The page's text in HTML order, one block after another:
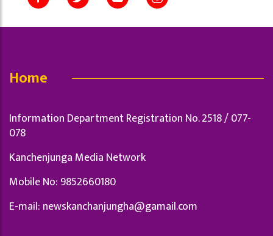
Home
Information Department Registration No. 2518 / 077-
078
Kanchenjunga Media Network
Mobile No: 9852660180
E-mail: newskanchanjungha@gamail.com